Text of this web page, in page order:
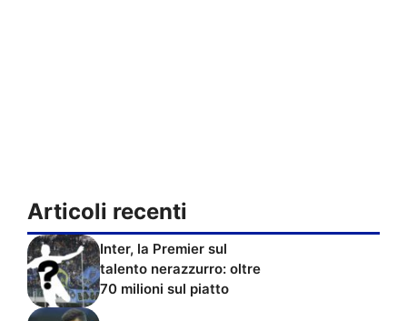
Articoli recenti
Inter, la Premier sul
talento nerazzurro: oltre
70 milioni sul piatto